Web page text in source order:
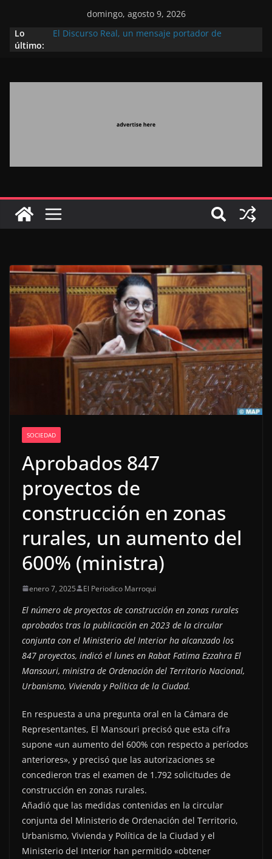
domingo, agosto 9, 2026
Lo
último:
El Discurso Real, un mensaje portador de
Extranjero: al servicio de los grandes proyectos de
Marruecos gracias a una visión estratégica
destinada a consolidar la posición de Marruecos
en una economía mundial competitiva (politólogo
marroquí-estadounidense)
SOCIEDAD
Aprobados 847
proyectos de
construcción en zonas
rurales, un aumento del
600% (ministra)
enero 7, 2025 El Periodico Marroqui
El número de proyectos de construcción en zonas rurales
aprobados tras la publicación en 2023 de la circular
conjunta con el Ministerio del Interior ha alcanzado los
847 proyectos, indicó el lunes en Rabat Fatima Ezzahra El
Mansouri, ministra de Ordenación del Territorio Nacional,
Urbanismo, Vivienda y Política de la Ciudad.
En respuesta a una pregunta oral en la Cámara de
Representantes, El Mansouri precisó que esta cifra
supone «un aumento del 600% con respecto a períodos
anteriores», y precisó que las autorizaciones se
concedieron tras el examen de 1.792 solicitudes de
construcción en zonas rurales.
Añadió que las medidas contenidas en la circular
conjunta del Ministerio de Ordenación del Territorio,
Urbanismo, Vivienda y Política de la Ciudad y el
Ministerio del Interior han permitido «obtener